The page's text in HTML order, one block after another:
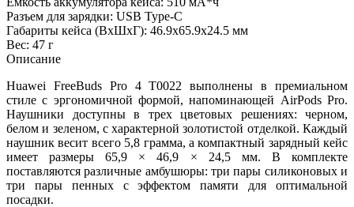
Разъем для зарядки: USB Type-C
Габариты кейса (ВxШxГ): 46.9x65.9x24.5 мм
Вес: 47 г
Описание
Huawei FreeBuds Pro 4 T0022 выполнены в премиальном
стиле с эргономичной формой, напоминающей AirPods Pro.
Наушники доступны в трех цветовых решениях: черном,
белом и зеленом, с характерной золотистой отделкой. Каждый
наушник весит всего 5,8 грамма, а компактный зарядный кейс
имеет размеры 65,9 × 46,9 × 24,5 мм. В комплекте
поставляются различные амбушюры: три пары силиконовых и
три пары пенных с эффектом памяти для оптимальной
посадки.